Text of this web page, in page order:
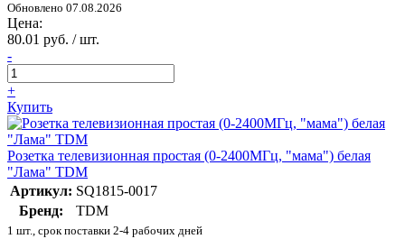
Обновлено 07.08.2026
Цена:
80.01 руб. / шт.
-
+
Купить
Розетка телевизионная простая (0-2400МГц, "мама") белая
"Лама" TDM
Артикул: SQ1815-0017
Бренд:
TDM
1 шт., срок поставки 2-4 рабочих дней